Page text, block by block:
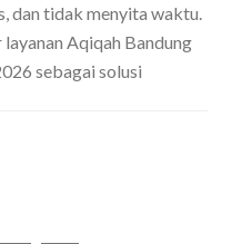
dan tidak menyita waktu.
Aqiqah Bandung
sebagai solusi